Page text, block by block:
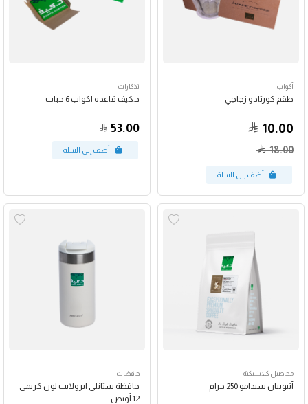
أكواب
طقم كورتادو زجاجي
10.00
18.00
تذكارات
د.كيف قاعده اكواب 6 حبات
53.00
محاصيل كلاسيكية
أثيوبيان سيدامو 250 جرام
حافظات
حافظة ستانلي ايرولايت لون كريمي
12 أونص